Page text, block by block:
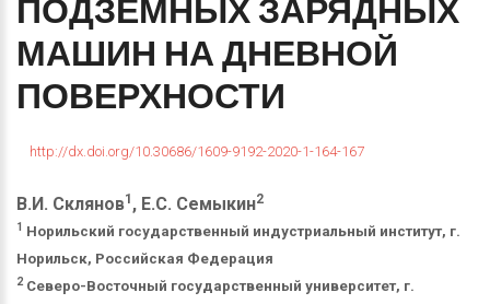
ПОДЗЕМНЫХЗАРЯДНЫХ
МАШИН НАДНЕВНОЙ
ПОВЕРХНОСТИ
http://dx.doi.org/10.30686/1609-9192-2020-1-164-167
В.И. Склянов1 , Е.С. Семыкин2
1 Норильский государственный индустриальный институт, г.
Норильск, Российская Федерация
2 Северо-Восточный государственный университет, г.